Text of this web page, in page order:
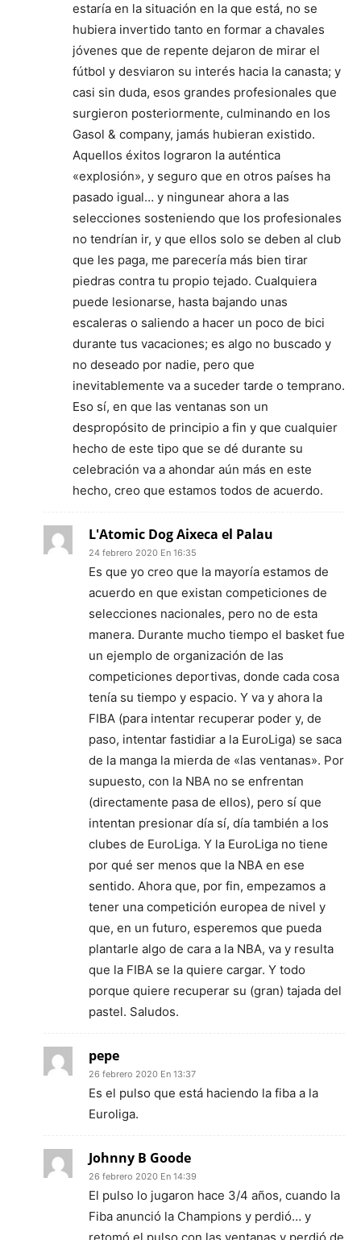
estaría en la situación en la que está, no se
hubiera invertido tanto en formar a chavales
jóvenes que de repente dejaron de mirar el
fútbol y desviaron su interés hacia la canasta; y
casi sin duda, esos grandes profesionales que
surgieron posteriormente, culminando en los
Gasol & company, jamás hubieran existido.
Aquellos éxitos lograron la auténtica
«explosión», y seguro que en otros países ha
pasado igual… y ningunear ahora a las
selecciones sosteniendo que los profesionales
no tendrían ir, y que ellos solo se deben al club
que les paga, me parecería más bien tirar
piedras contra tu propio tejado. Cualquiera
puede lesionarse, hasta bajando unas
escaleras o saliendo a hacer un poco de bici
durante tus vacaciones; es algo no buscado y
no deseado por nadie, pero que
inevitablemente va a suceder tarde o temprano.
Eso sí, en que las ventanas son un
despropósito de principio a fin y que cualquier
hecho de este tipo que se dé durante su
celebración va a ahondar aún más en este
hecho, creo que estamos todos de acuerdo.
L'Atomic Dog Aixeca el Palau
24 febrero 2020 En 16:35
Es que yo creo que la mayoría estamos de
acuerdo en que existan competiciones de
selecciones nacionales, pero no de esta
manera. Durante mucho tiempo el basket fue
un ejemplo de organización de las
competiciones deportivas, donde cada cosa
tenía su tiempo y espacio. Y va y ahora la
FIBA (para intentar recuperar poder y, de
paso, intentar fastidiar a la EuroLiga) se saca
de la manga la mierda de «las ventanas». Por
supuesto, con la NBA no se enfrentan
(directamente pasa de ellos), pero sí que
intentan presionar día sí, día también a los
clubes de EuroLiga. Y la EuroLiga no tiene
por qué ser menos que la NBA en ese
sentido. Ahora que, por fin, empezamos a
tener una competición europea de nivel y
que, en un futuro, esperemos que pueda
plantarle algo de cara a la NBA, va y resulta
que la FIBA se la quiere cargar. Y todo
porque quiere recuperar su (gran) tajada del
pastel. Saludos.
pepe
26 febrero 2020 En 13:37
Es el pulso que está haciendo la fiba a la
Euroliga.
Johnny B Goode
26 febrero 2020 En 14:39
El pulso lo jugaron hace 3/4 años, cuando la
Fiba anunció la Champions y perdió… y